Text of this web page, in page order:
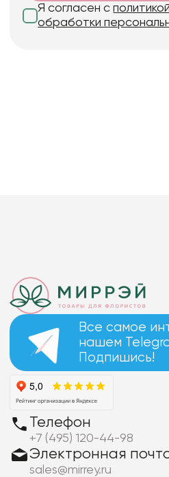
Я согласен с
обработки
Все самое
нашем
Подпишись!
Телефон
+7 (495) 120-44-98
Электронная
sales@mirrey.ru